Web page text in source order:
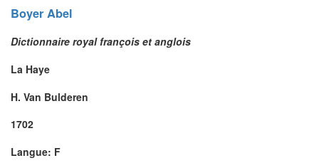
Boyer Abel
Dictionnaire royal françois et anglois
La Haye
H. Van Bulderen
1702
Langue: F